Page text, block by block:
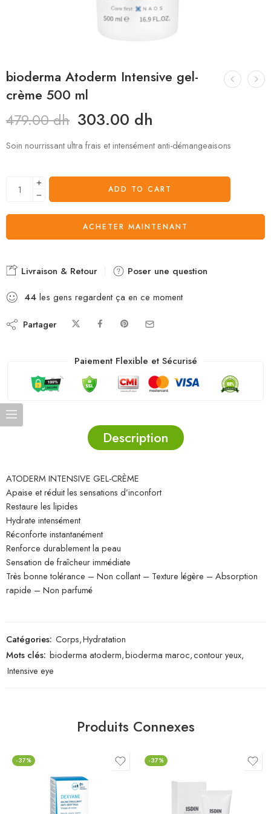
bioderma Atoderm Intensive gel-
crème 500 ml
479.00dh 303.00 dh
Soin nourrissant ultra frais et intensément anti-démangeaisons
ADD TO CART
ACHETER MAINTENANT
Livraison & Retour
Poser une question
44 les gens regardent ça en ce moment
Partager
Paiement Flexible et Sécurisé
Description
ATODERM INTENSIVE GEL-CRÈME
Apaise et réduit les sensations d’inconfort
Restaure les lipides
Hydrate intensément
Réconforte instantanément
Renforce durablement la peau
Sensation de fraîcheur immédiate
Très bonne tolérance – Non collant – Texture légère – Absorption
rapide – Non parfumé
Catégories: Corps,Hydratation
Mots clés: bioderma atoderm,bioderma maroc,contour yeux,
Intensive eye
Produits Connexes
-37% -37%